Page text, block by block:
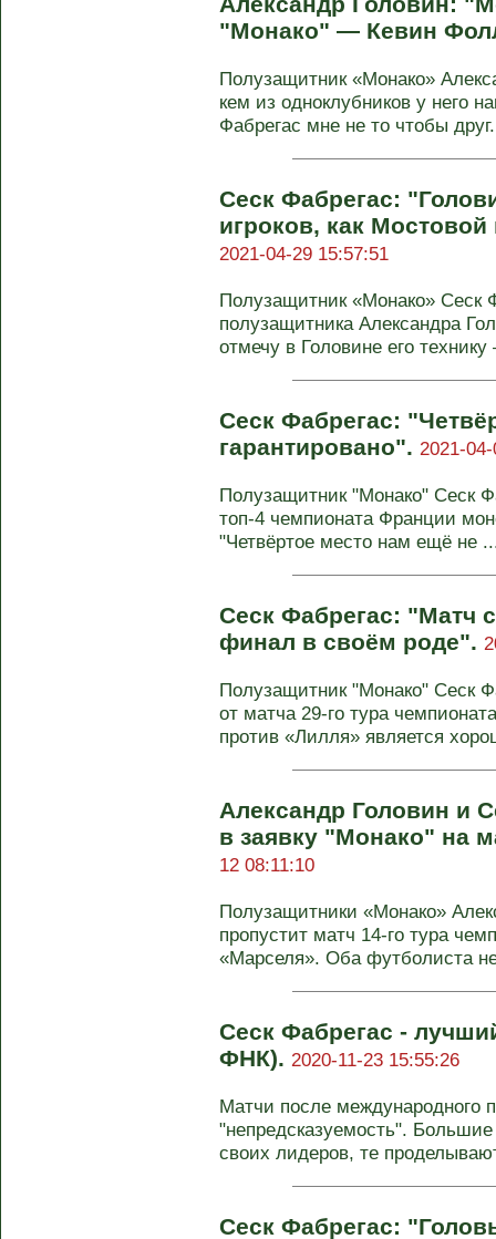
"Монако" — Кевин
Полузащитник «Монако»
кем из одноклубников у него
Фабрегас мне не то чтобы
Сеск Фабрегас:
игроков, как
2021-04-29 15:57:51
Полузащитник «Монако» Сеск
полузащитника Александра
отмечу в Головине его
Сеск Фабрегас:
гарантировано". 2021-
Полузащитник "Монако" Сеск
топ-4 чемпионата Франции
"Четвёртое место нам ещё не
Сеск Фабрегас: "Матч
финал в своём роде".
Полузащитник "Монако" Сеск
от матча 29-го тура
против «Лилля» является
Александр Головин и
в заявку "Монако" на
12 08:11:10
Полузащитники «Монако»
пропустит матч 14-го тура
«Марселя». Оба футболиста
Сеск Фабрегас -
ФНК). 2020-11-23 15:55:26
Матчи после международного
"непредсказуемость".
своих лидеров, те
Сеск Фабрегас: